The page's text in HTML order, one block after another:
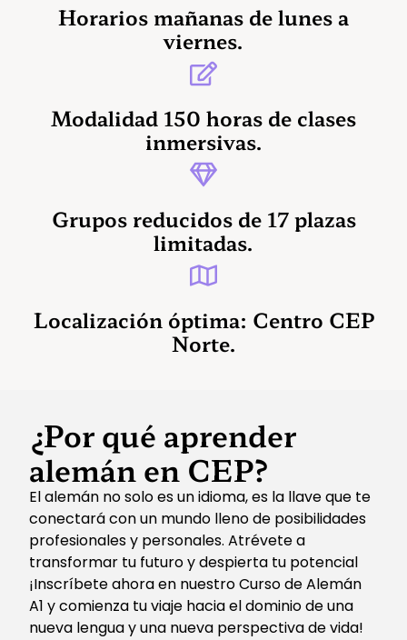
Horarios mañanas de lunes a
viernes.
Modalidad 150 horas de clases
inmersivas.
Grupos reducidos de 17 plazas
limitadas.
Localización óptima: Centro CEP
Norte.
¿Por qué aprender
alemán en CEP?
El alemán no solo es un idioma, es la llave que te
conectará con un mundo lleno de posibilidades
profesionales y personales. Atrévete a
transformar tu futuro y despierta tu potencial
¡Inscríbete ahora en nuestro Curso de Alemán
A1 y comienza tu viaje hacia el dominio de una
nueva lengua y una nueva perspectiva de vida!